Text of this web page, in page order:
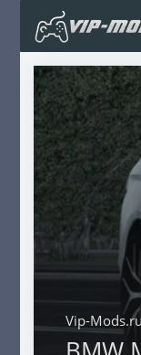
Vip-Mods.ru